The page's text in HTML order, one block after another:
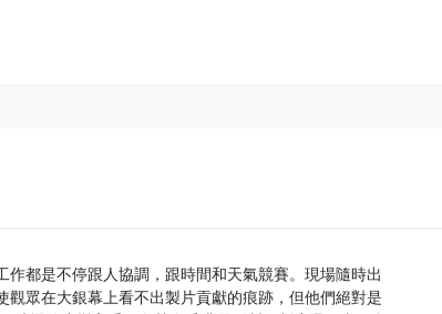
都是不停跟人協調，跟時間和天氣競賽。現場隨時出
眾在大銀幕上看不出製片貢獻的痕跡，但他們絕對是